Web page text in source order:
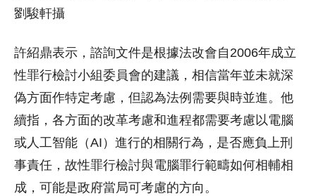
劉駿軒攝
許紹鼎表示，諮詢文件是根據法改會自2006年成立
性罪行檢討小組委員會的建議，相信當年並未就深
偽方面作特定考慮，但認為法例需要與時並進。他
續指，各方面的改革考慮和進程都需要考慮以電腦
或人工智能（AI）進行的相關行為，是否應負上刑
事責任，故性罪行檢討與電腦罪行範疇如何相輔相
成，可能是政府當局可考慮的方向。